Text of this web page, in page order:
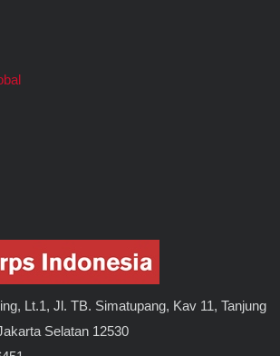
Lt.1, Jl. TB. Simatupang, Kav 11, Tanjung
Selatan 12530